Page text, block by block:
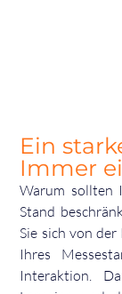
Ein
Immer
Warum sollten
Stand
Sie sich von
Ihres
Interaktion.